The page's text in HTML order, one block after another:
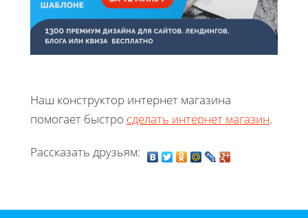
Наш конструктор интернет магазина
помогает быстро сделать интернет магазин.
Рассказать друзьям: